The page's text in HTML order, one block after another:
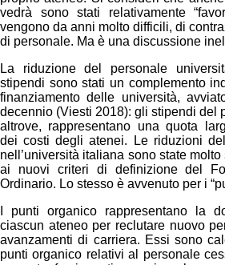
vedrà sono stati relativamente
vengono da anni molto difficili, di
di personale. Ma è una discussione
La riduzione del personale
stipendi sono stati un complemento
finanziamento delle università,
decennio (Viesti 2018): gli stipendi del
altrove, rappresentano una quota
dei costi degli atenei. Le riduzioni
nell’università italiana sono state
ai nuovi criteri di definizione del
Ordinario. Lo stesso è avvenuto per i
I punti organico rappresentano la
ciascun ateneo per reclutare nuovo
avanzamenti di carriera. Essi sono
punti organico relativi al personale